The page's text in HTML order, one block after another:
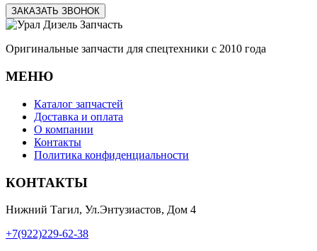
ЗАКАЗАТЬ ЗВОНОК
Оригинальные запчасти для спецтехники с 2010 года
МЕНЮ
Каталог запчастей
Доставка и оплата
О компании
Контакты
Политика конфиденциальности
КОНТАКТЫ
Нижний Тагил, Ул.Энтузиастов, Дом 4
+7(922)229-62-38